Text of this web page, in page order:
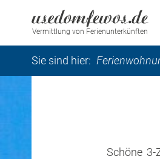
Vermittlung von Ferienunterkünften
Sie sind hier:
Schöne 3-